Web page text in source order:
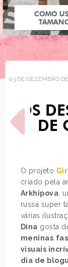
COMO
03 DE DEZEMBRO
OS
DE
O projeto
criado pela
Arkhipova ,
russa super
várias
Dina gosta
meninas
visuais
dia de
POST
DECORAÇÃO:
NATAL (PISCA-